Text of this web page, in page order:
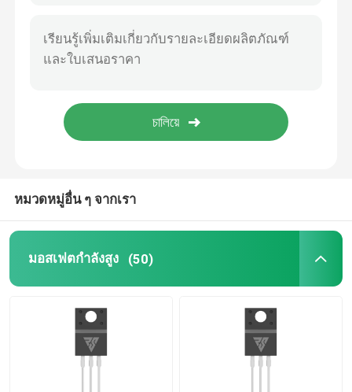
Super Junction MOSFET (MOSFET ที่เชื่อมต่อกันสูง)
มอสเฟตแรงดันสูง
มอสเฟตแรงดันต่ำ
ชอตกี้ แบร์ริเออร์ ไดโอด
สารกึ่งตัวนำกำลังสูง
สถานะการทํางานของระบบ PFC
หมวดหมู่อื่น ๆ จากเรา
มอสเฟตกำลังสูง (50)